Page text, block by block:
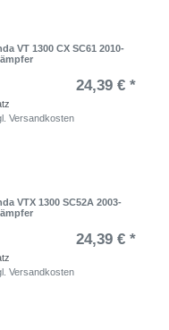
VT 1300 CX SC61 2010-
24,39 € *
Versandkosten
VTX 1300 SC52A 2003-
24,39 € *
Versandkosten